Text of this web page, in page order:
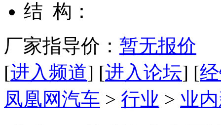
结 构：
厂家指导价： 暂无报价
[进入频道] [进入论坛] [
凤凰网汽车 > 行业 > 业